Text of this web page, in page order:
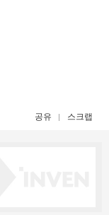
공유 스크랩